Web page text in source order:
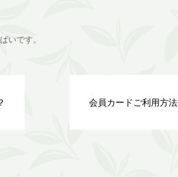
いです。
会員カードご利用方法